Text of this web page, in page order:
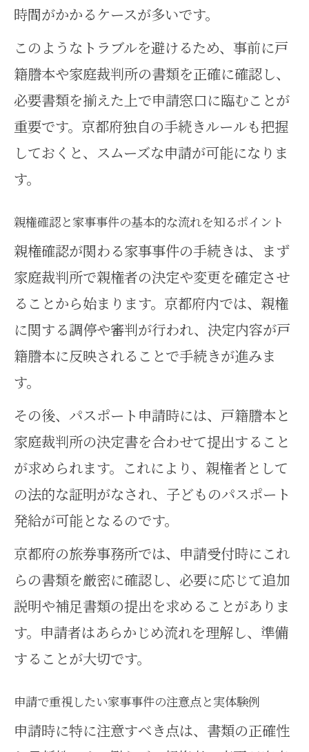
親権確認のための家事事件手続き
と京都府の流れ
パスポート申請時に家事事件が必
要となる場合の対策
家事事件と親権確認に役立つ申請書類
準備法
請書類の選び方
親権確認を家事事件で証明するた
めの書類整理術
家事事件関連の書類を準備するス
テップと注意点
申請時に親権確認で誤りやすい家
家事事件対応のための書類チェッ
クリスト実践法
戸籍謄本を通じた親権記載の見極め方
家事事件時に戸籍謄本で親権確認
する時の注意点
戸籍謄本から親権記載を正確に読
み取るコツ
家事事件に役立つ戸籍謄本の見方
と押さえどころ
親権確認を戸籍謄本で進める際の
戸籍謄本での親権記載を家事事件
で活用する方法
時間がかかるケースが多いです。
このようなトラブルを避けるため、事前に戸
籍謄本や家庭裁判所の書類を正確に確認し、
必要書類を揃えた上で申請窓口に臨むことが
重要です。京都府独自の手続きルールも把握
しておくと、スムーズな申請が可能になりま
す。
親権確認と家事事件の基本的な流れを知るポイント
親権確認が関わる家事事件の手続きは、まず
家庭裁判所で親権者の決定や変更を確定させ
ることから始まります。京都府内では、親権
に関する調停や審判が行われ、決定内容が戸
籍謄本に反映されることで手続きが進みま
す。
その後、パスポート申請時には、戸籍謄本と
家庭裁判所の決定書を合わせて提出すること
が求められます。これにより、親権者として
の法的な証明がなされ、子どものパスポート
発給が可能となるのです。
京都府の旅券事務所では、申請受付時にこれ
らの書類を厳密に確認し、必要に応じて追加
説明や補足書類の提出を求めることがありま
す。申請者はあらかじめ流れを理解し、準備
することが大切です。
申請で重視したい家事事件の注意点と実体験例
申請時に特に注意すべき点は、書類の正確性